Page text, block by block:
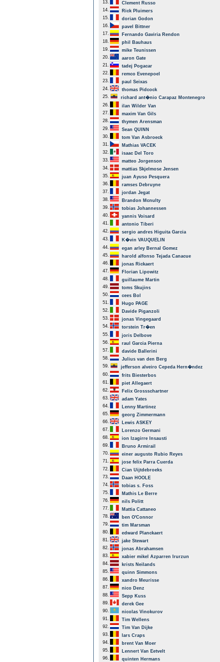
13.
Clement Russo
14.
Rick Pluimers
15.
dorian Godon
16.
pavel Bittner
17.
Fernando Gaviria Rendon
18.
phil Bauhaus
19.
mike Teunissen
20.
aaron Gate
21.
tadej Pogacar
22.
remco Evenepoel
23.
paul Seixas
24.
thomas Pidcock
25.
richard ant�nio Carapaz Montenegro
26.
ilan Wilder Van
27.
maxim Van Gils
28.
thymen Arensman
29.
Sean QUINN
30.
tom Van Asbroeck
31.
Mathias VACEK
32.
isaac Del Toro
33.
matteo Jorgenson
34.
mattias Skjelmose Jensen
35.
juan Ayuso Pesquera
36.
ramses Debruyne
37.
jordan Jegat
38.
Brandon Mcnulty
39.
tobias Johannessen
40.
yannis Voisard
41.
antonio Tiberi
42.
sergio andres Higuita Garcia
43.
K�vin VAUQUELIN
44.
egan arley Bernal Gomez
45.
harold alfonso Tejada Canacue
46.
jonas Rickaert
47.
Florian Lipowitz
48.
guillaume Martin
49.
toms Skujins
50.
cees Bol
51.
Hugo PAGE
52.
Davide Piganzoli
53.
jonas Vingegaard
54.
torstein Tr�en
55.
joris Delbove
56.
raul Garcia Pierna
57.
davide Ballerini
58.
Julius van den Berg
59.
jefferson alveiro Cepeda Hern�ndez
60.
frits Biesterbos
61.
piet Allegaert
62.
Felix Grossschartner
63.
adam Yates
64.
Lenny Martinez
65.
georg Zimmermann
66.
Lewis ASKEY
67.
Lorenzo Germani
68.
ion Izagirre Insausti
69.
Bruno Armirail
70.
einer augusto Rubio Reyes
71.
jose felix Parra Cuerda
72.
Cian Uijtdebroeks
73.
Daan HOOLE
74.
tobias s. Foss
75.
Mathis Le Berre
76.
nils Politt
77.
Mattia Cattaneo
78.
ben O'Connor
79.
tim Marsman
80.
edward Planckaert
81.
jake Stewart
82.
jonas Abrahamsen
83.
xabier mikel Azparren Irurzun
84.
krists Neilands
85.
quinn Simmons
86.
xandro Meurisse
87.
nico Denz
88.
Sepp Kuss
89.
derek Gee
90.
nicolas Vinokurov
91.
Tim Wellens
92.
Tim Van Dijke
93.
lars Craps
94.
brent Van Moer
95.
Lennert Van Eetvelt
96.
quinten Hermans